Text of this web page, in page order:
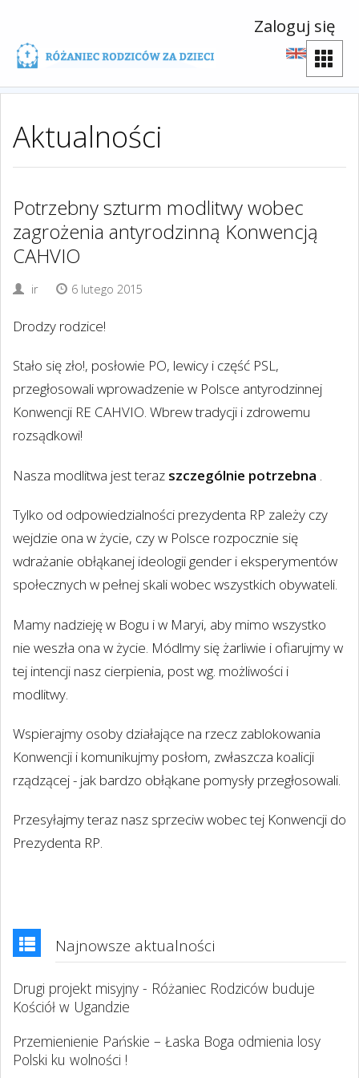
Zaloguj się
Aktualności
Potrzebny szturm modlitwy wobec
zagrożenia antyrodzinną Konwencją
CAHVIO
ir 6 lutego 2015
Drodzy rodzice!
Stało się zło!, posłowie PO, lewicy i część PSL,
przegłosowali wprowadzenie w Polsce antyrodzinnej
Konwencji RE CAHVIO. Wbrew tradycji i zdrowemu
rozsądkowi!
Nasza modlitwa jest teraz szczególnie potrzebna .
Tylko od odpowiedzialności prezydenta RP zależy czy
wejdzie ona w życie, czy w Polsce rozpocznie się
wdrażanie obłąkanej ideologii gender i eksperymentów
społecznych w pełnej skali wobec wszystkich obywateli.
Mamy nadzieję w Bogu i w Maryi, aby mimo wszystko
nie weszła ona w życie. Módlmy się żarliwie i ofiarujmy w
tej intencji nasz cierpienia, post wg. możliwości i
modlitwy.
Wspierajmy osoby działające na rzecz zablokowania
Konwencji i komunikujmy posłom, zwłaszcza koalicji
rządzącej - jak bardzo obłąkane pomysły przegłosowali.
Przesyłajmy teraz nasz sprzeciw wobec tej Konwencji do
Prezydenta RP.
Najnowsze aktualności
Drugi projekt misyjny - Różaniec Rodziców buduje
Kościół w Ugandzie
Przemienienie Pańskie – Łaska Boga odmienia losy
Polski ku wolności !